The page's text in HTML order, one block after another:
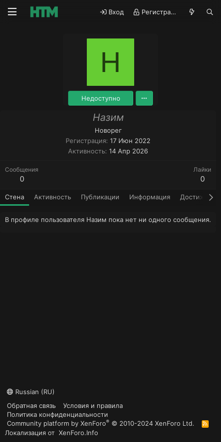
Вход Регистрация
Н
Недоступно
Назим
Новорег
Регистрация 17 Июн 2022
Активность 14 Апр 2026
Сообщения
0
Лайки
0
Стена Активность Публикации Информация Достижения
В профиле пользователя Назим пока нет ни одного сообщения.
Russian (RU)
Обратная связь
Условия и правила
Политика конфиденциальности
Community platform by XenForo® © 2010-2024 XenForo Ltd.
R
S
Локализация от XenForo.Info